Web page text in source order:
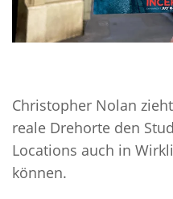
Christopher Nolan
reale Drehorte den
Locations auch in
können.